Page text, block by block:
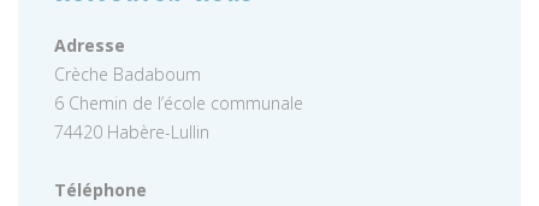
Adresse
Crèche Badaboum
6 Chemin de l’école communale
74420 Habère-Lullin
Téléphone